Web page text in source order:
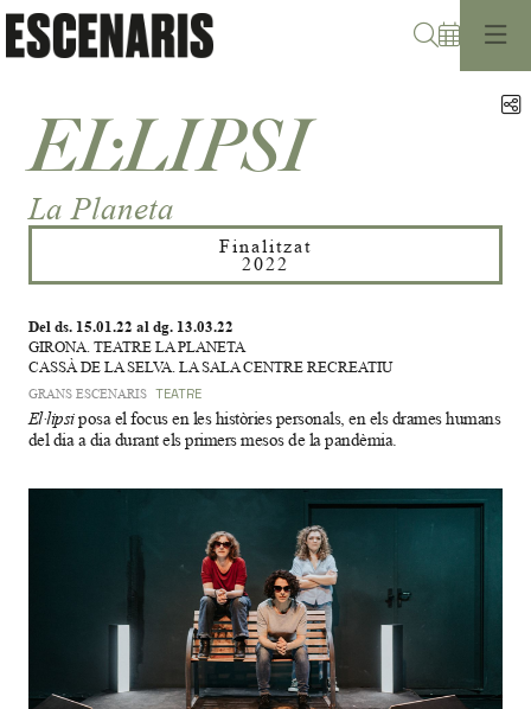
EL·LIPSI
La Planeta
Finalitzat
2022
Del ds. 15.01.22 al dg. 13.03.22
GIRONA. TEATRE LA PLANETA
CASSÀ DE LA SELVA. LA SALA CENTRE RECREATIU
GRANS ESCENARIS TEATRE
El·lipsiposa el focus en les històries personals, en els drames humans
del dia a dia durant els primers mesos de la pandèmia.